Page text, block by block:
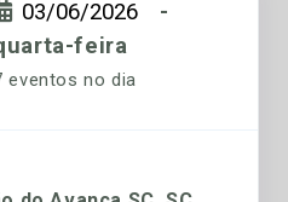
-
feira
eventos no dia